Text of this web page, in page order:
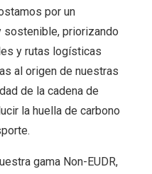
por un
priorizando
y rutas logísticas
al origen de nuestras
de la cadena de
la huella de carbono
gama Non-EUDR,